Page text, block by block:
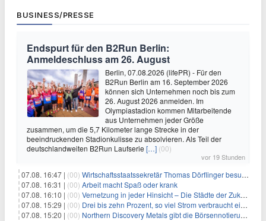
BUSINESS/PRESSE
Endspurt für den B2Run Berlin:
Anmeldeschluss am 26. August
Berlin, 07.08.2026 (lifePR) - Für den
B2Run Berlin am 16. September 2026
können sich Unternehmen noch bis zum
26. August 2026 anmelden. Im
Olympiastadion kommen Mitarbeitende
aus Unternehmen jeder Größe
zusammen, um die 5,7 Kilometer lange Strecke in der
beeindruckenden Stadionkulisse zu absolvieren. Als Teil der
deutschlandweiten B2Run Laufserie […] (00)
vor 19 Stunden
07.08. 16:47 | (00) Wirtschaftsstaatssekretär Thomas Dörflinger besucht Handwerksbetrieb im Kammerbezirk Freiburg
07.08. 16:31 | (00) Arbeit macht Spaß oder krank
07.08. 16:10 | (00) Vernetzung in jeder Hinsicht – Die Städte der Zukunft sind grün-blau
07.08. 15:29 | (00) Drei bis zehn Prozent, so viel Strom verbraucht ein Aufzug im Gebäude
07.08. 15:20 | (00) Northern Discovery Metals gibt die Börsennotierung an der Frankfurter Wertpapierbörse bekannt